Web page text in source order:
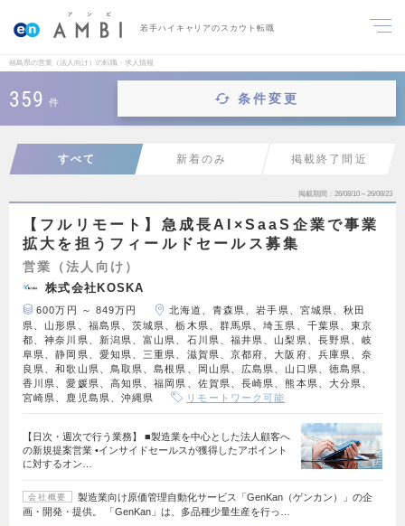
若手ハイキャリアのスカウト転職
福島県の営業（法人向け）の転職・求人情報
359 件 条件変更
すべて 新着のみ 掲載終了間近
掲載期間 26/08/10～26/08/23
【フルリモート】急成長AI×SaaS企業で事業
拡大を担うフィールドセールス募集
営業（法人向け）
株式会社KOSKA
600万円 ～ 849万円
北海道、青森県、岩手県、宮城県、秋田
県、山形県、福島県、茨城県、栃木県、群馬県、埼玉県、千葉県、東京
都、神奈川県、新潟県、富山県、石川県、福井県、山梨県、長野県、岐
阜県、静岡県、愛知県、三重県、滋賀県、京都府、大阪府、兵庫県、奈
良県、和歌山県、鳥取県、島根県、岡山県、広島県、山口県、徳島県、
香川県、愛媛県、高知県、福岡県、佐賀県、長崎県、熊本県、大分県、
宮崎県、鹿児島県、沖縄県
リモートワーク可能
【日次・週次で行う業務】 ■製造業を中心とした法人顧客へ
の新規提案営業 •インサイドセールスが獲得したアポイント
に対するオン…
会社概要
製造業向け原価管理自動化サービス「GenKan（ゲンカン）」の企
画・開発・提供。 「GenKan」は、多品種少量生産を行っ…